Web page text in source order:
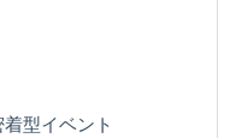
型イベント